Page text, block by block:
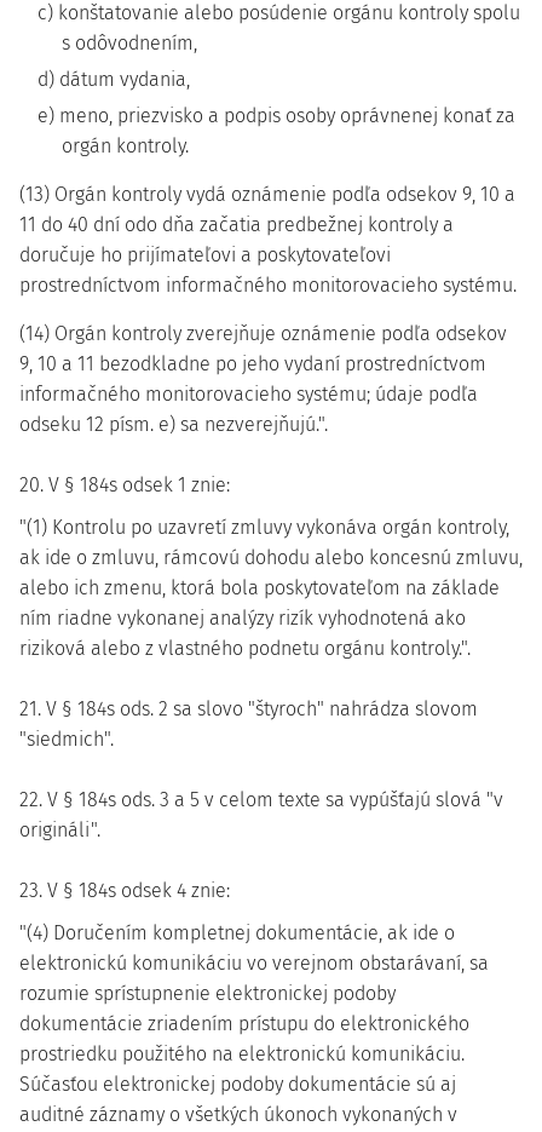
c) konštatovanie alebo posúdenie orgánu kontroly spolu
s odôvodnením,
d) dátum vydania,
e) meno, priezvisko a podpis osoby oprávnenej konať za
orgán kontroly.
(13) Orgán kontroly vydá oznámenie podľa odsekov 9, 10 a
11 do 40 dní odo dňa začatia predbežnej kontroly a
doručuje ho prijímateľovi a poskytovateľovi
prostredníctvom informačného monitorovacieho systému.
(14) Orgán kontroly zverejňuje oznámenie podľa odsekov
9, 10 a 11 bezodkladne po jeho vydaní prostredníctvom
informačného monitorovacieho systému; údaje podľa
odseku 12 písm. e) sa nezverejňujú.".
20. V § 184s odsek 1 znie:
"(1) Kontrolu po uzavretí zmluvy vykonáva orgán kontroly,
ak ide o zmluvu, rámcovú dohodu alebo koncesnú zmluvu,
alebo ich zmenu, ktorá bola poskytovateľom na základe
ním riadne vykonanej analýzy rizík vyhodnotená ako
riziková alebo z vlastného podnetu orgánu kontroly.".
21. V § 184s ods. 2 sa slovo "štyroch" nahrádza slovom
"siedmich".
22. V § 184s ods. 3 a 5 v celom texte sa vypúšťajú slová "v
origináli".
23. V § 184s odsek 4 znie:
"(4) Doručením kompletnej dokumentácie, ak ide o
elektronickú komunikáciu vo verejnom obstarávaní, sa
rozumie sprístupnenie elektronickej podoby
dokumentácie zriadením prístupu do elektronického
prostriedku použitého na elektronickú komunikáciu.
Súčasťou elektronickej podoby dokumentácie sú aj
auditné záznamy o všetkých úkonoch vykonaných v